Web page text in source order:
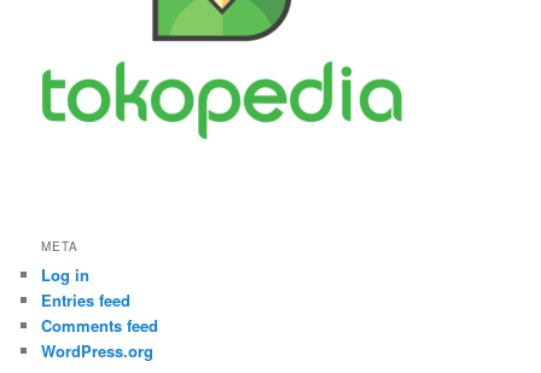
META
Log in
Entries feed
Comments feed
WordPress.org